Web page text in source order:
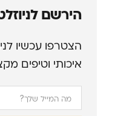
הירשם
הצטרפו עכשיו
איכותי וטיפים